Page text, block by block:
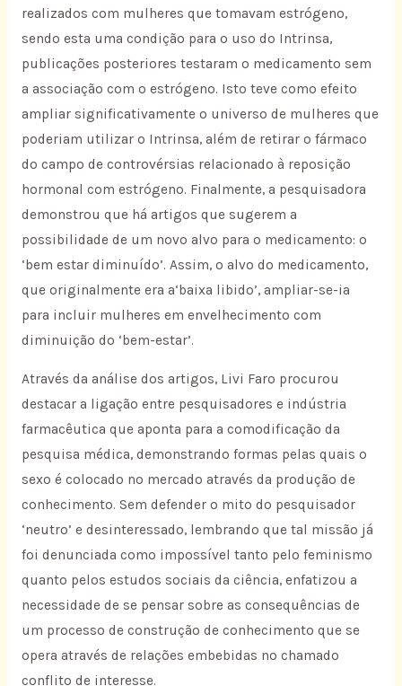
realizados com mulheres que tomavam estrógeno,
sendo esta uma condição para o uso do Intrinsa,
publicações posteriores testaram o medicamento sem
a associação com o estrógeno. Isto teve como efeito
ampliar significativamente o universo de mulheres que
poderiam utilizar o Intrinsa, além de retirar o fármaco
do campo de controvérsias relacionado à reposição
hormonal com estrógeno. Finalmente, a pesquisadora
demonstrou que há artigos que sugerem a
possibilidade de um novo alvo para o medicamento: o
‘bem estar diminuído’. Assim, o alvo do medicamento,
que originalmente era a‘baixa libido’, ampliar-se-ia
para incluir mulheres em envelhecimento com
diminuição do ‘bem-estar’.
Através da análise dos artigos, Livi Faro procurou
destacar a ligação entre pesquisadores e indústria
farmacêutica que aponta para a comodificação da
pesquisa médica, demonstrando formas pelas quais o
sexo é colocado no mercado através da produção de
conhecimento. Sem defender o mito do pesquisador
‘neutro’ e desinteressado, lembrando que tal missão já
foi denunciada como impossível tanto pelo feminismo
quanto pelos estudos sociais da ciência, enfatizou a
necessidade de se pensar sobre as consequências de
um processo de construção de conhecimento que se
opera através de relações embebidas no chamado
conflito de interesse.